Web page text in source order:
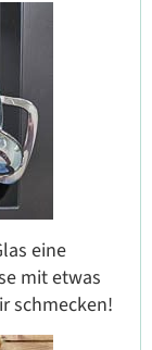
eine
mit etwas
schmecken!